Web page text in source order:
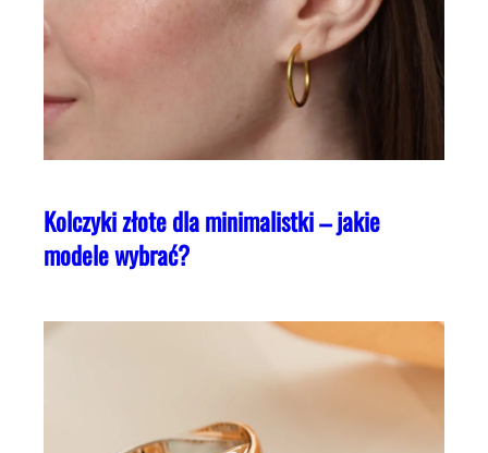
Kolczyki złote dla minimalistki – jakie
modele wybrać?